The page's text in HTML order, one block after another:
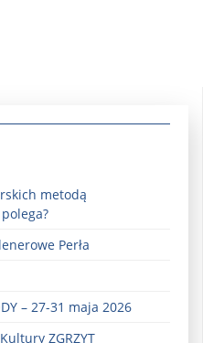
metodą
Perła
– 27-31 maja 2026
ZGRZYT